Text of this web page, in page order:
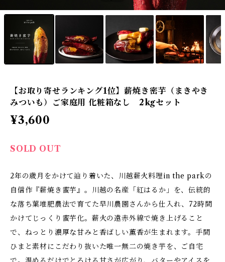
【お取り寄せランキング1位】薪焼き密芋（まきやき
みついも）ご家庭用 化粧箱なし 2kgセット
¥3,600
SOLD OUT
2年の歳月をかけて辿り着いた、川越薪火料理in the parkの
自信作『薪焼き蜜芋』。川越の名産「紅はるか」を、伝統的
な落ち葉堆肥農法で育てた早川農園さんから仕入れ、72時間
かけてじっくり蜜芋化。薪火の遠赤外線で焼き上げること
で、ねっとり濃厚な甘みと香ばしい薫香が生まれます。手間
ひまと素材にこだわり抜いた唯一無二の焼き芋を、ご自宅